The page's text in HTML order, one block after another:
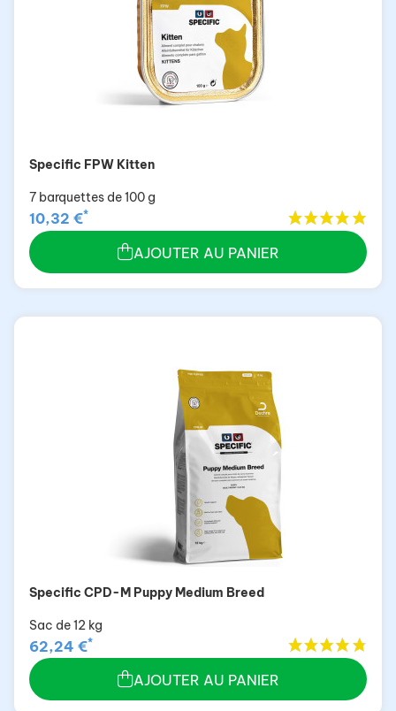
Specific FPW Kitten
7 barquettes de 100 g
10,32 €*
AJOUTER AU PANIER
Specific CPD-M Puppy Medium Breed
Sac de 12 kg
62,24 €*
AJOUTER AU PANIER